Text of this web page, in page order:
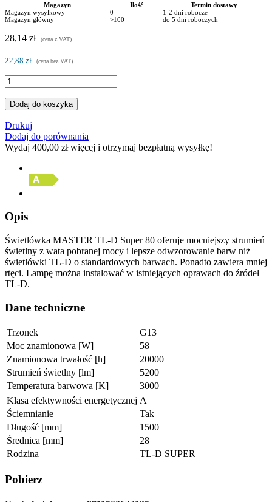
Magazyn Ilość
Termin dostawy
Magazyn wysyłkowy
0
1-2 dni robocze
Magazyn główny
>100 do 5 dni roboczych
28,14 zł (cena z VAT)
22,88 zł (cena bez VAT)
Dodaj do koszyka
Drukuj
Dodaj do porównania
Wydaj 400,00 złwięcej i otrzymaj bezpłatną wysyłkę!
Opis
Świetlówka MASTER TL-D Super 80 oferuje mocniejszy strumień
świetlny z wata pobranej mocy i lepsze odwzorowanie barw niż
świetlówki TL-D o standardowych barwach. Ponadto zawiera mniej
rtęci. Lampę można instalować w istniejących oprawach do źródeł
TL-D.
Dane techniczne
Trzonek
G13
Moc znamionowa [W]
58
Znamionowa trwałość [h]
20000
Strumień świetlny [lm]
5200
Temperatura barwowa [K]
3000
Klasa efektywności energetycznej A
Ściemnianie
Tak
Długość [mm]
1500
Średnica [mm]
28
Rodzina
TL-D SUPER
Pobierz